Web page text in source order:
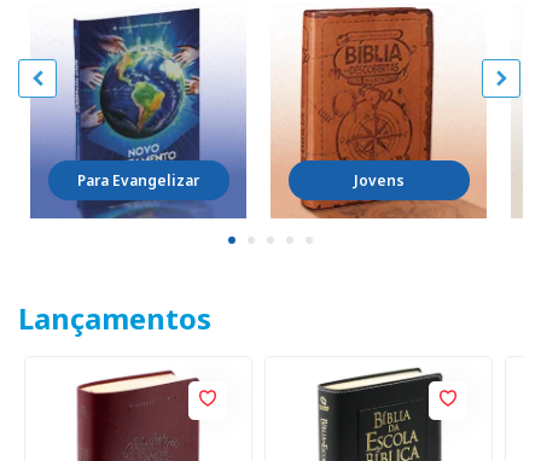
Para Evangelizar Jovens
Lançamentos